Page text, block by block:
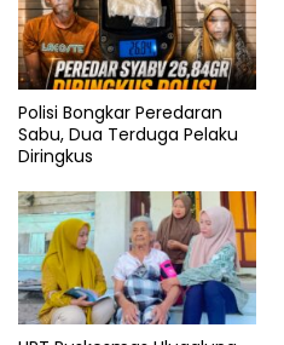
Polisi Bongkar Peredaran
Sabu, Dua Terduga Pelaku
Diringkus